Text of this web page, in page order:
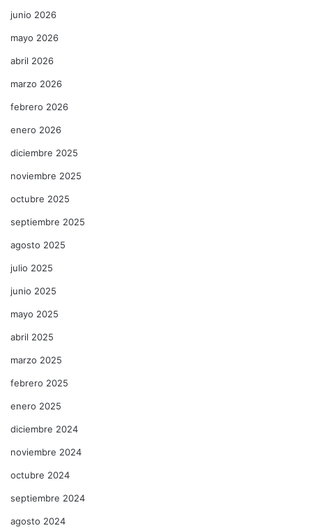
junio 2026
mayo 2026
abril 2026
marzo 2026
febrero 2026
enero 2026
diciembre 2025
noviembre 2025
octubre 2025
septiembre 2025
agosto 2025
julio 2025
junio 2025
mayo 2025
abril 2025
marzo 2025
febrero 2025
enero 2025
diciembre 2024
noviembre 2024
octubre 2024
septiembre 2024
agosto 2024